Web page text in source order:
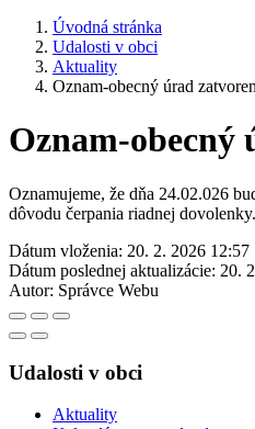
Úvodná stránka
Udalosti v obci
Aktuality
Oznam-obecný úrad
Oznam-obecný
Oznamujeme, že dňa 24.02.026
dôvodu čerpania riadnej dovolenky.
Dátum vloženia: 20. 2. 2026 12:57
Dátum poslednej aktualizácie: 20.
Autor: Správce Webu
Udalosti v obci
Aktuality